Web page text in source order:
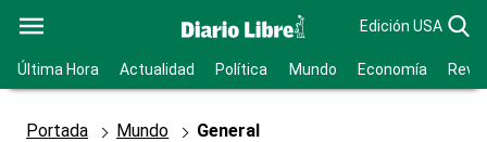
Edición USA
Última Hora Actualidad Política Mundo Economía
Portada Mundo General